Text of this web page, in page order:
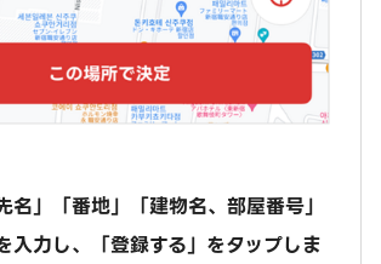
名」「番地」「建物名、部屋番号」
入力し、「登録する」をタップしま